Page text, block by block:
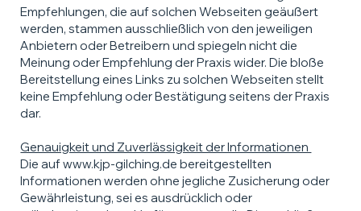
Empfehlungen, die auf solchen Webseiten geäußert
werden, stammen ausschließlich von den jeweiligen
Anbietern oder Betreibern und spiegeln nicht die
Meinung oder Empfehlung der Praxis wider. Die bloße
Bereitstellung eines Links zu solchen Webseiten stellt
keine Empfehlung oder Bestätigung seitens der Praxis
dar.
Genauigkeit und Zuverlässigkeit der Informationen
Die aufwww.kjp-gilching.de bereitgestellten
Informationen werden ohne jegliche Zusicherung oder
Gewährleistung, sei es ausdrücklich oder